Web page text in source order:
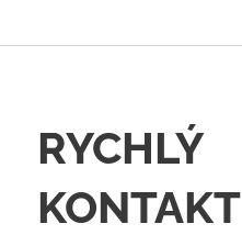
RYCHLÝ
KONTAKT